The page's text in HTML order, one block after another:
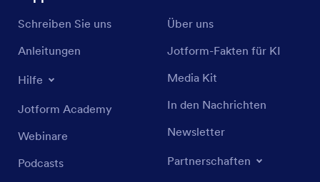
Schreiben Sie uns
Anleitungen
Hilfe
Jotform Academy
Webinare
Podcasts
Über uns
Jotform-Fakten für KI
Media Kit
In den Nachrichten
Newsletter
Partnerschaften